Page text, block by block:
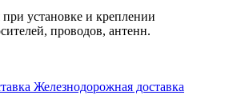
установке и креплении
проводов, антенн.
Железнодорожная доставка